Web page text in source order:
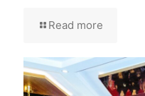
Read more